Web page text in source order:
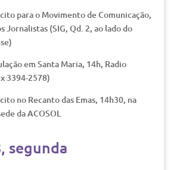
para o Movimento de Comunicação,
Jornalistas (SIG, Qd. 2, ao lado do
em Santa Maria, 14h, Radio
3394-2578)
no Recanto das Emas, 14h30, na
da ACOSOL
segunda